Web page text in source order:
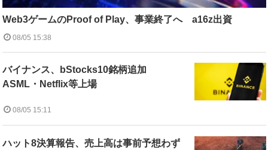
Web3ゲームのProof of Play、事業終了へ a16z出資
08/05 15:38
バイナンス、bStocks10銘柄追加
ASML・Netflix等上場
08/05 15:11
ハット8決算報告、売上高は事前予想わず